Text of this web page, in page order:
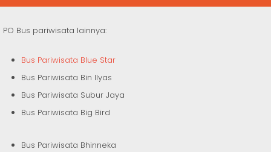
PO Bus pariwisata lainnya:
Bus Pariwisata Blue Star
Bus Pariwisata Bin Ilyas
Bus Pariwisata Subur Jaya
Bus Pariwisata Big Bird
Bus Pariwisata Bhinneka